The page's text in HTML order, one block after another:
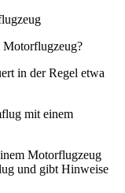
Motorflugzeug?
in der Regel etwa
mit einem
Motorflugzeug
und gibt Hinweise